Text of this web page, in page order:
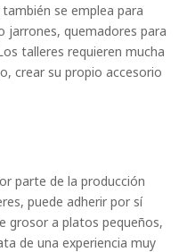
se emplea para
jarrones, quemadores para
talleres requieren mucha
crear su propio accesorio
parte de la producción
puede adherir por sí
grosor a platos pequeños,
de una experiencia muy